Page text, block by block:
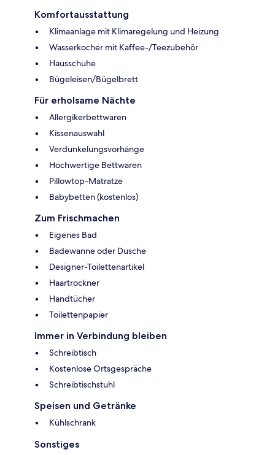
Komfortausstattung
Klimaanlage mit Klimaregelung und Heizung
Wasserkocher mit Kaffee-/Teezubehör
Hausschuhe
Bügeleisen/Bügelbrett
Für erholsame Nächte
Allergikerbettwaren
Kissenauswahl
Verdunkelungsvorhänge
Hochwertige Bettwaren
Pillowtop-Matratze
Babybetten (kostenlos)
Zum Frischmachen
Eigenes Bad
Badewanne oder Dusche
Designer-Toilettenartikel
Haartrockner
Handtücher
Toilettenpapier
Immer in Verbindung bleiben
Schreibtisch
Kostenlose Ortsgespräche
Schreibtischstuhl
Speisen und Getränke
Kühlschrank
Sonstiges